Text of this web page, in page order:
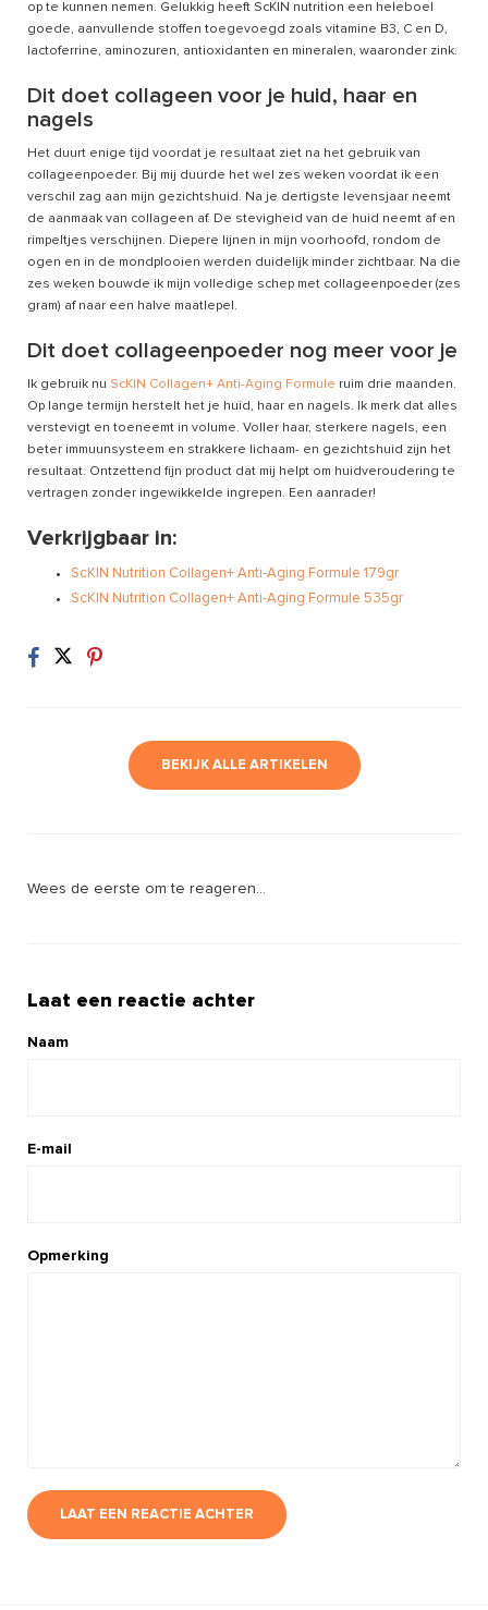
op te kunnen nemen. Gelukkig heeft ScKIN nutrition een heleboel
goede, aanvullende stoffen toegevoegd zoals vitamine B3, C en D,
lactoferrine, aminozuren, antioxidanten en mineralen, waaronder zink.
Dit doet collageen voor je huid, haar en
nagels
Het duurt enige tijd voordat je resultaat ziet na het gebruik van
collageenpoeder. Bij mij duurde het wel zes weken voordat ik een
verschil zag aan mijn gezichtshuid. Na je dertigste levensjaar neemt
de aanmaak van collageen af. De stevigheid van de huid neemt af en
rimpeltjes verschijnen. Diepere lijnen in mijn voorhoofd, rondom de
ogen en in de mondplooien werden duidelijk minder zichtbaar. Na die
zes weken bouwde ik mijn volledige schep met collageenpoeder (zes
gram) af naar een halve maatlepel.
Dit doet collageenpoeder nog meer voor je
Ik gebruik nu ScKIN Collagen+ Anti-Aging Formule ruim drie maanden.
Op lange termijn herstelt het je huid, haar en nagels. Ik merk dat alles
verstevigt en toeneemt in volume. Voller haar, sterkere nagels, een
beter immuunsysteem en strakkere lichaam- en gezichtshuid zijn het
resultaat. Ontzettend fijn product dat mij helpt om huidveroudering te
vertragen zonder ingewikkelde ingrepen. Een aanrader!
Verkrijgbaar in:
ScKIN Nutrition Collagen+ Anti-Aging Formule 179gr
ScKIN Nutrition Collagen+ Anti-Aging Formule 535gr
BEKIJK ALLE ARTIKELEN
Wees de eerste om te reageren...
Laat een reactie achter
Naam
E-mail
Opmerking
LAAT EEN REACTIE ACHTER